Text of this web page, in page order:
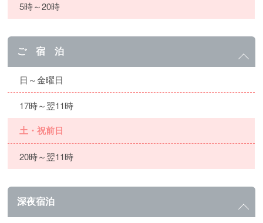
5時～20時
ご 宿 泊
日～金曜日
17時～翌11時
土・祝前日
20時～翌11時
深夜宿泊